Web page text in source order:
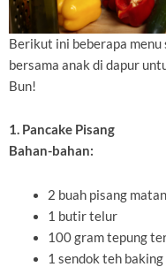
Berikut ini beberapa menu
bersama anak di dapur
Bun!
1. Pancake Pisang
Bahan-bahan:
2 buah pisang
1 butir telur
100 gram tepung
1 sendok teh